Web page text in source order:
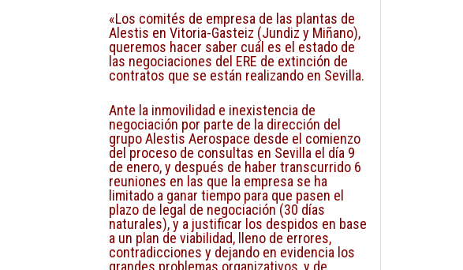
«Los comités de empresa de las plantas de
Alestis en Vitoria-Gasteiz (Jundiz y Miñano),
queremos hacer saber cuál es el estado de
las negociaciones del ERE de extinción de
contratos que se están realizando en Sevilla.
Ante la inmovilidad e inexistencia de
negociación por parte de la dirección del
grupo Alestis Aerospace desde el comienzo
del proceso de consultas en Sevilla el día 9
de enero, y después de haber transcurrido 6
reuniones en las que la empresa se ha
limitado a ganar tiempo para que pasen el
plazo de legal de negociación (30 días
naturales), y a justificar los despidos en base
a un plan de viabilidad, lleno de errores,
contradicciones y dejando en evidencia los
grandes problemas organizativos, y de